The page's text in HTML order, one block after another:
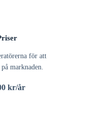
för att
marknaden.
kr/år